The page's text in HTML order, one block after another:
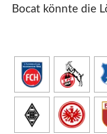
Bocat könnte die